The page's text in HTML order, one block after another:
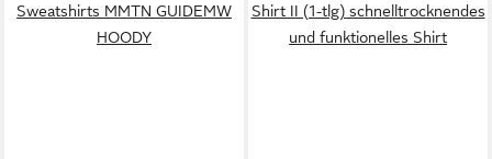
Sweatshirts MMTN GUIDEMW
HOODY
Shirt II (1-tlg) schnelltrocknendes
und funktionelles Shirt